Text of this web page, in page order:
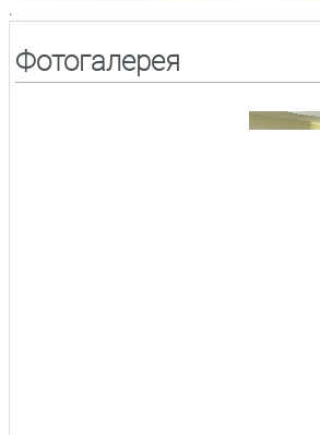
.
Фотогалерея